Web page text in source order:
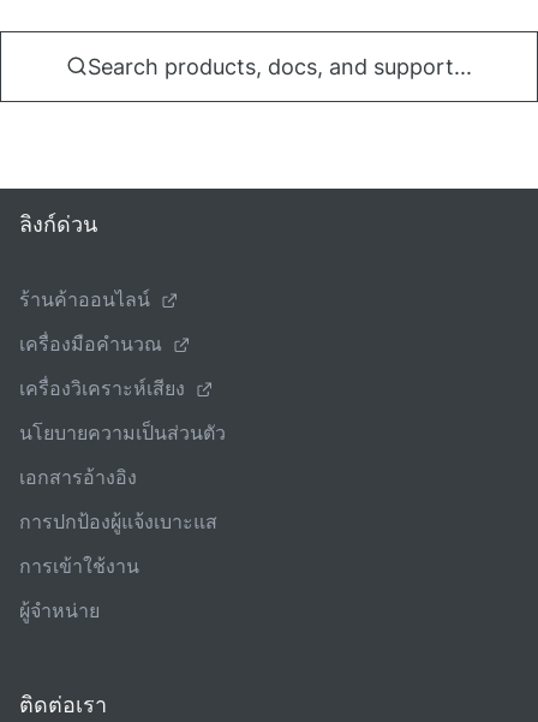
Search products, docs, and support...
ลิงก์ด่วน
ร้านค้าออนไลน์
เครื่องมือคํานวณ
เครื่องวิเคราะห์เสียง
นโยบายความเป็นส่วนตัว
เอกสารอ้างอิง
การปกป้องผู้แจ้งเบาะแส
การเข้าใช้งาน
ผู้จําหน่าย
ติดต่อเรา